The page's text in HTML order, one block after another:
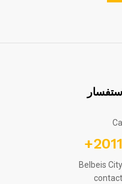
Belbeis